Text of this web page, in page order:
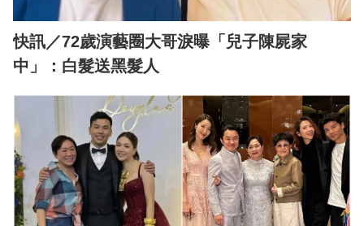
快訊／72歲演藝圈大哥淚曝「兒子陳屍家
中」：白髮送黑髮人